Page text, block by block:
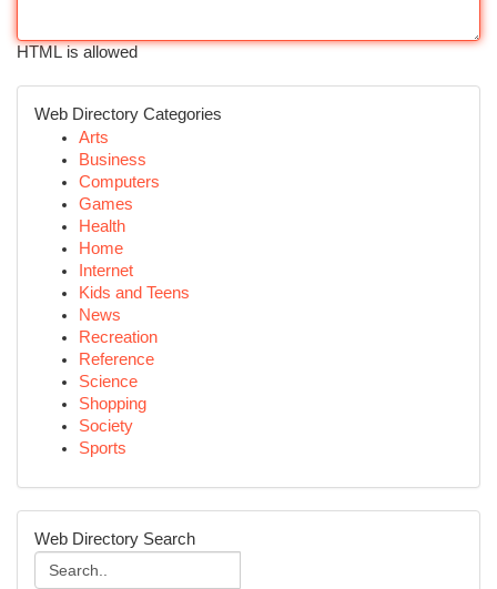
HTML is allowed
Web Directory Categories
Arts
Business
Computers
Games
Health
Home
Internet
Kids and Teens
News
Recreation
Reference
Science
Shopping
Society
Sports
Web Directory Search